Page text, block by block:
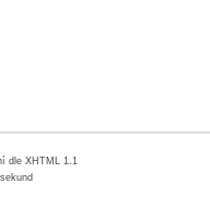
dle XHTML 1.1